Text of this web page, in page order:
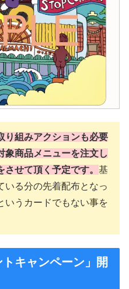
り組みアクションも必要
象商品メニューを注文し
せて頂く予定です。 基
いる分の先着配布となっ
いうカードでもない事を
トキャンペーン」開